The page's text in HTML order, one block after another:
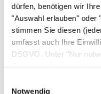
dürfen, benötigen wir
"Auswahl erlauben" oder
stimmen Sie diesen
umfasst auch Ihre
DSGVO. Unter "Nur
Notwendig
Wirkung bisher
nachgewiesen
Die Einnahme
z. B. speziell auf